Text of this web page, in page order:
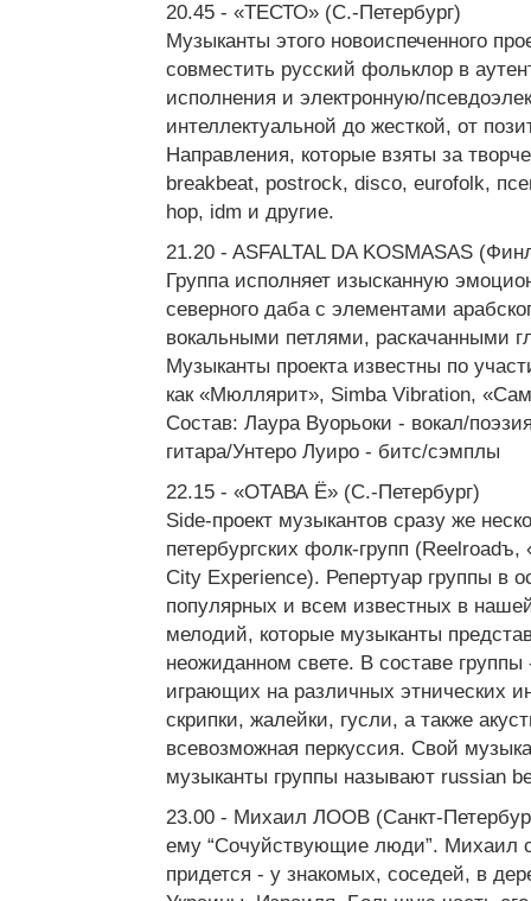
20.45 - «ТЕСТО» (C.-Петербург)
Музыканты этого новоиспеченного
совместить русский фольклор в
исполнения и электронную/
интеллектуальной до жесткой, от
Направления, которые взяты за
breakbeat, postrock, disco, eurofolk,
hop, idm и другие.
21.20 - ASFALTAL DA KOSMASAS
Группа исполняет изысканную
северного даба с элементами
вокальными петлями, раскачанными
Музыканты проекта известны по
как «Мюллярит», Simba Vibration,
Состав: Лаура Вуорьоки - вокал/
гитара/Унтеро Луиро - битс/сэмплы
22.15 - «ОТАВА Ё» (C.-Петербург)
Side-проект музыкантов сразу же
петербургских фолк-групп
City Experience). Репертуар группы в
популярных и всем известных в
мелодий, которые музыканты
неожиданном свете. В составе группы
играющих на различных этнических
скрипки, жалейки, гусли, а также
всевозможная перкуссия. Свой
музыканты группы называют russian
23.00 - Михаил ЛООВ (Санкт-
ему “Сочуйствующие люди”. Михаил
придется - у знакомых, соседей, в